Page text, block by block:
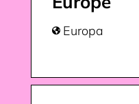
 Europa